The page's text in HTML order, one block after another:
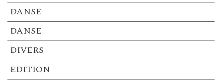
DANSE
DANSE
DIVERS
EDITION